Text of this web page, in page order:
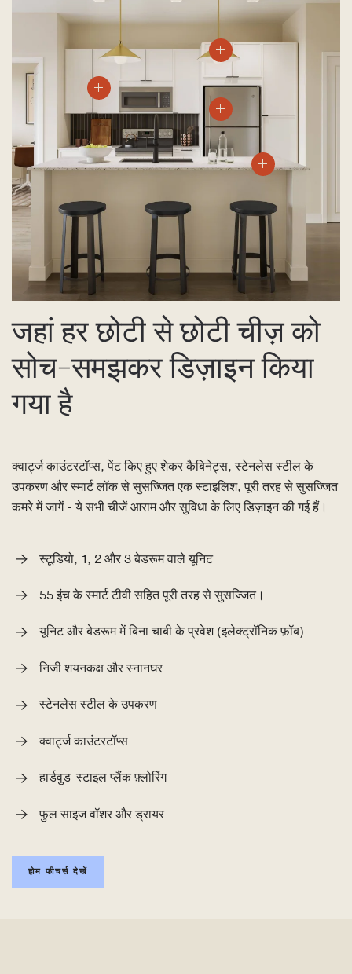
जहां हर छोटी से छोटी चीज़ को
सोच-समझकर डिज़ाइन किया
गया है
क्वार्ट्ज काउंटरटॉप्स, पेंट किए हुए शेकर कैबिनेट्स, स्टेनलेस स्टील के
उपकरण और स्मार्ट लॉक से सुसज्जित एक स्टाइलिश, पूरी तरह से सुसज्जित
कमरे में जागें - ये सभी चीजें आराम और सुविधा के लिए डिज़ाइन की गई हैं।
स्टूडियो, 1, 2 और 3 बेडरूम वाले यूनिट
55 इंच के स्मार्ट टीवी सहित पूरी तरह से सुसज्जित।
यूनिट और बेडरूम में बिना चाबी के प्रवेश (इलेक्ट्रॉनिक फ़ॉब)
निजी शयनकक्ष और स्नानघर
स्टेनलेस स्टील के उपकरण
क्वार्ट्ज काउंटरटॉप्स
हार्डवुड-स्टाइल प्लैंक फ़्लोरिंग
फुल साइज वॉशर और ड्रायर
होम फीचर्स देखें